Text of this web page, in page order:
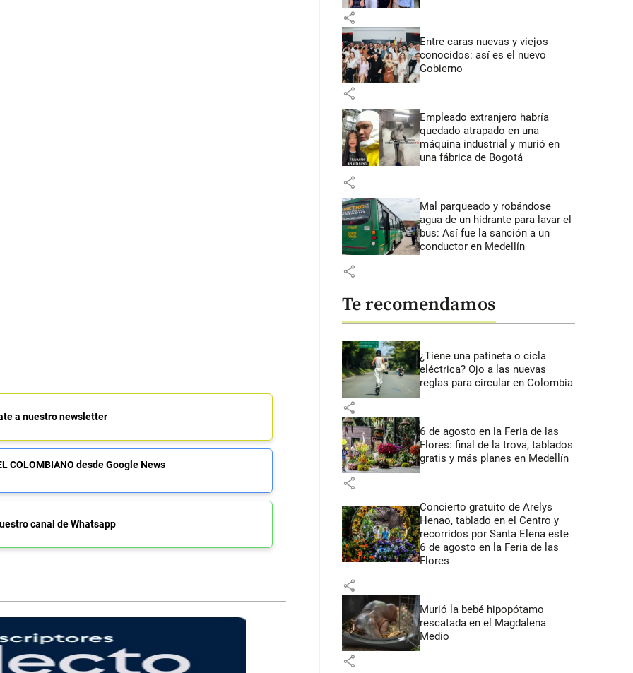
a nuestro newsletter
COLOMBIANO desde Google News
canal de Whatsapp
share
Entre caras nuevas y viejos
conocidos: así es el nuevo
Gobierno
share
Empleado extranjero habría
quedado atrapado en una
máquina industrial y murió en
una fábrica de Bogotá
share
Mal parqueado y robándose
agua de un hidrante para lavar el
bus: Así fue la sanción a un
conductor en Medellín
share
Te recomendamos
¿Tiene una patineta o cicla
eléctrica? Ojo a las nuevas
reglas para circular en Colombia
share
6 de agosto en la Feria de las
Flores: final de la trova, tablados
gratis y más planes en Medellín
share
Concierto gratuito de Arelys
Henao, tablado en el Centro y
recorridos por Santa Elena este
6 de agosto en la Feria de las
Flores
share
Murió la bebé hipopótamo
rescatada en el Magdalena
Medio
share